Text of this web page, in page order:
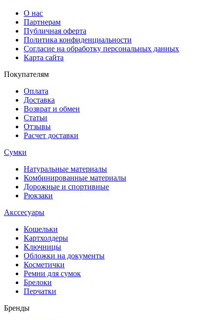
О нас
Партнерам
Публичная оферта
Политика конфиденциальности
Согласие на обработку персональных данных
Карта сайта
Покупателям
Оплата
Доставка
Возврат и обмен
Статьи
Отзывы
Расчет доставки
Сумки
Натуральные материалы
Комбинированные материалы
Дорожные и спортивные
Рюкзаки
Акссесуары
Кошельки
Картхолдеры
Ключницы
Обложки на документы
Косметички
Ремни для сумок
Брелоки
Перчатки
Бренды